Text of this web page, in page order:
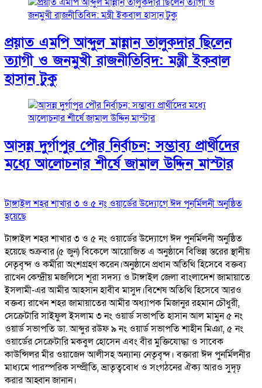
প্রয়াত এমপি আব্দুল মান্নান তালুকদার ছিলেন
ত্যাগী ও জনমুখী রাজনীতিবিদ: মন্ত্রী ইকবাল
হাসান টুকু
আসন্ন দুর্গাপুর পৌর নির্বাচন: সম্ভাব্য প্রার্থীদের
মধ্যে আলোচনার শীর্ষে জামাল উদ্দিন মাস্টার
টাঙ্গাইল শহর শাখার ৩ ও ৫ নং ওয়ার্ডের উদ্যোগে ঈদ পুনর্মিলনী অনুষ্ঠিত
হয়েছে
টাঙ্গাইল শহর শাখার ৩ ও ৫ নং ওয়ার্ডের উদ্যোগে ঈদ পুনর্মিলনী অনুষ্ঠিত
হয়েছে শুক্রবার (৫ জুন) বিকেলে আয়োজিত এ অনুষ্ঠানে বিভিন্ন স্তরের স্থানীয়
নেতৃবৃন্দ ও কর্মীরা অংশগ্রহণ করেন।অনুষ্ঠানে প্রধান অতিথি হিসেবে বক্তব্য
রাখেন কেন্দ্রীয় মজলিসে শূরা সদস্য ও টাঙ্গাইল জেলা বাংলাদেশ জামায়াতে
ইসলামী-এর আমীর আহসান হাবীব মাসুদ।বিশেষ অতিথি হিসেবে আরও
বক্তব্য রাখেন শহর জামায়াতের আমীর অধ্যাপক মিজানুর রহমান চৌধুরী,
সেক্রেটারি সাইফুল ইসলাম ৩ নং ওয়ার্ড সভাপতি হাসান আল মামুন ৫ নং
ওয়ার্ড সভাপতি ডা. আব্দুর রউফ ৯ নং ওয়ার্ড সভাপতি শাহীন মিঞা, ৫ নং
ওয়ার্ডের সেক্রেটারি মকবুল হোসেন এবং বীর মুক্তিযোদ্ধা ও সাবেক
কাউন্সিলর মীর ওয়াজেদ আলীসহ অন্যান্য নেতৃবৃন্দ। বক্তারা ঈদ পুনর্মিলনীর
মাধ্যমে পারস্পরিক সম্প্রীতি, ভ্রাতৃত্ববোধ ও সংগঠনের ঐক্য আরও সুদৃঢ়
করার আহ্বান জানান।